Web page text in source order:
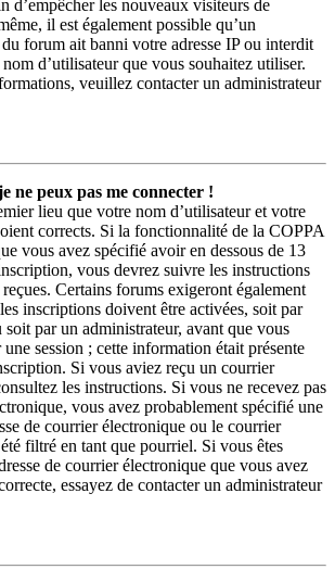
d’empêcher les nouveaux visiteurs de
il est également possible qu’un
forum ait banni votre adresse IP ou interdit
d’utilisateur que vous souhaitez utiliser.
veuillez contacter un administrateur
ne peux pas me connecter !
lieu que votre nom d’utilisateur et votre
corrects. Si la fonctionnalité de la COPPA
vous avez spécifié avoir en dessous de 13
vous devrez suivre les instructions
Certains forums exigeront également
inscriptions doivent être activées, soit par
soit par un administrateur, avant que vous
session ; cette information était présente
Si vous aviez reçu un courrier
les instructions. Si vous ne recevez pas
vous avez probablement spécifié une
de courrier électronique ou le courrier
filtré en tant que pourriel. Si vous êtes
de courrier électronique que vous avez
essayez de contacter un administrateur